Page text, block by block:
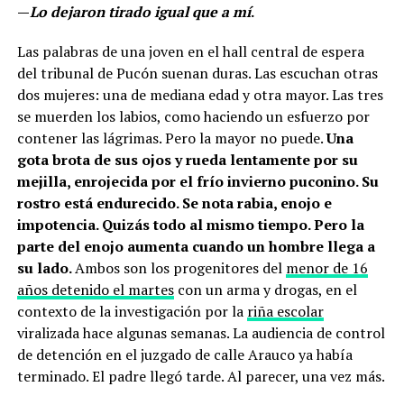
—Lo dejaron tirado igual que a mí.
Las palabras de una joven en el hall central de espera
del tribunal de Pucón suenan duras. Las escuchan otras
dos mujeres: una de mediana edad y otra mayor. Las tres
se muerden los labios, como haciendo un esfuerzo por
contener las lágrimas. Pero la mayor no puede.Una
gota brota de sus ojos y rueda lentamente por su
mejilla, enrojecida por el frío invierno puconino. Su
rostro está endurecido. Se nota rabia, enojo e
impotencia. Quizás todo al mismo tiempo. Pero la
parte del enojo aumenta cuando un hombre llega a
su lado.Ambos son los progenitores del menor de 16
años detenido el martescon un arma y drogas, en el
contexto de la investigación por la riña escolar
viralizada hace algunas semanas. La audiencia de control
de detención en el juzgado de calle Arauco ya había
terminado. El padre llegó tarde. Al parecer, una vez más.